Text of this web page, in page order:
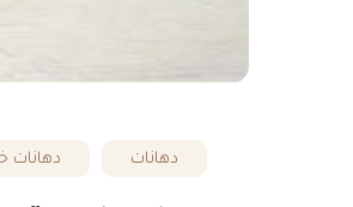
دهانات دهانات